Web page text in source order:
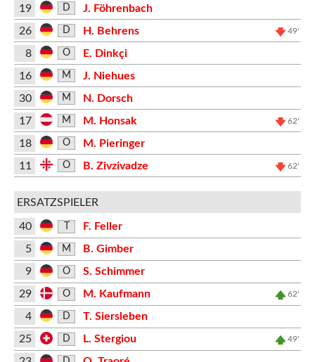
19 D
J. Föhrenbach
26
D H. Behrens 49'
8 O
E. Dinkçi
16
M
J. Niehues
30
M
N. Dorsch
17
M M. Honsak 62'
18 O
M. Pieringer
11
O B. Zivzivadze 62'
ERSATZSPIELER
40
F. Feller
5
M
B. Gimber
9
O
S. Schimmer
29
O M. Kaufmann 62'
4 D
T. Siersleben
25
D L. Stergiou 49'